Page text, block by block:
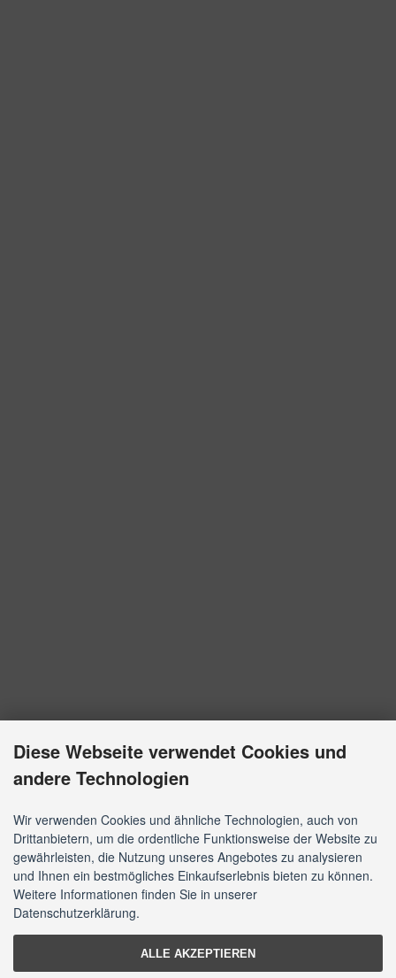
Diese Webseite verwendet Cookies und
andere Technologien
Wir verwenden Cookies und ähnliche Technologien, auch von
Drittanbietern, um die ordentliche Funktionsweise der Website zu
gewährleisten, die Nutzung unseres Angebotes zu analysieren
und Ihnen ein bestmögliches Einkaufserlebnis bieten zu können.
Weitere Informationen finden Sie in unserer
Datenschutzerklärung.
ALLE AKZEPTIEREN